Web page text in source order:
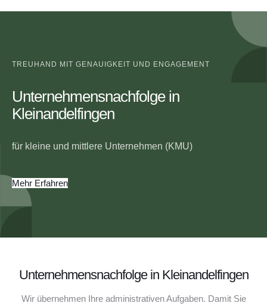
TREUHAND MIT GENAUIGKEIT UND ENGAGEMENT
Unternehmensnachfolge in
Kleinandelfingen
für kleine und mittlere Unternehmen (KMU)
Mehr Erfahren
Unternehmensnachfolge in Kleinandelfingen
Wir übernehmen Ihre administrativen Aufgaben. Damit Sie